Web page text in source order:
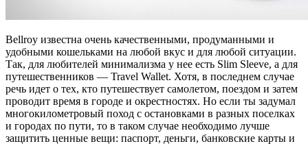
Bellroy известна очень качественными, продуманными и
удобными кошельками на любой вкус и для любой ситуации.
Так, для любителей минимализма у нее есть Slim Sleeve, а для
путешественников — Travel Wallet. Хотя, в последнем случае
речь идет о тех, кто путешествует самолетом, поездом и затем
проводит время в городе и окрестностях. Но если ты задумал
многокилометровый поход с остановками в разных поселках
и городах по пути, то в таком случае необходимо лучше
защитить ценные вещи: паспорт, деньги, банковские карты и